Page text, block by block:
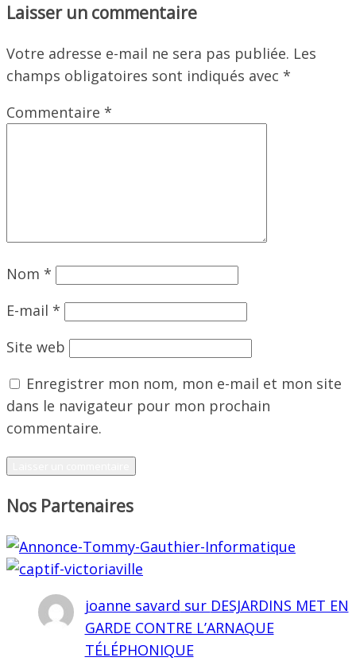
Laisser un commentaire
Votre adresse e-mail ne sera pas publiée. Les
champs obligatoires sont indiqués avec *
Commentaire *
Nom *
E-mail *
Site web
Enregistrer mon nom, mon e-mail et mon site
dans le navigateur pour mon prochain
commentaire.
Nos Partenaires
joanne savard sur DESJARDINS MET EN
GARDE CONTRE L’ARNAQUE
TÉLÉPHONIQUE